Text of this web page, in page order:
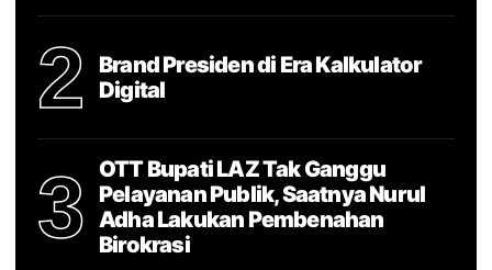
2
Brand Presiden di Era Kalkulator
Digital
3
OTT Bupati LAZ Tak Ganggu
Pelayanan Publik, Saatnya Nurul
Adha Lakukan Pembenahan
Birokrasi